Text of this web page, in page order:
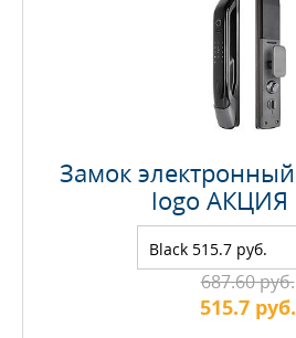
Замок
logo АКЦИЯ
Black 515.7 руб.
687.60 руб.
515.7 руб.